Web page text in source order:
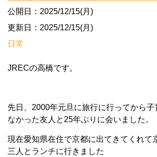
公開日：2025/12/15(月)
更新日：2025/12/15(月)
日常
JRECの高橋です。
先日、2000年元旦に旅行に行ってから子
なかった友人と25年ぶりに会いました。
現在愛知県在住で京都に出てきてくれて
三人とランチに行きました